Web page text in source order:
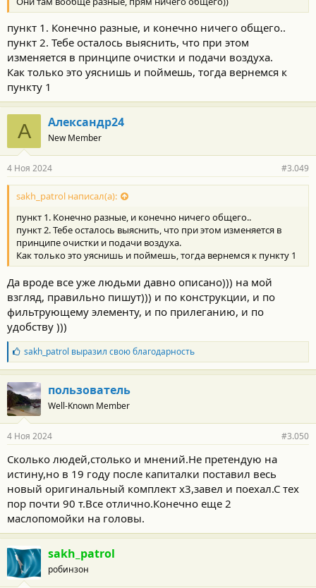
пункт 1. Конечно разные, и конечно ничего общего..
пункт 2. Тебе осталось выяснить, что при этом
изменяется в принципе очистки и подачи воздуха.
Как только это уяснишь и поймешь, тогда вернемся к
пункту 1
А Александр24
New Member
4 Ноя 2024 #3.049
sakh_patrol написал(а):
пункт 1. Конечно разные, и конечно ничего общего..
пункт 2. Тебе осталось выяснить, что при этом изменяется в
принципе очистки и подачи воздуха.
Как только это уяснишь и поймешь, тогда вернемся к пункту 1
Да вроде все уже людьми давно описано))) на мой
взгляд, правильно пишут))) и по конструкции, и по
фильтрующему элементу, и по прилеганию, и по
удобству )))
Б
л
а
г
о
д
а
н
с
т
и
sakh_patrol выразил свою благодарность
пользователь
Well-Known Member
4 Ноя 2024 #3.050
Сколько людей,столько и мнений.Не претендую на
истину,но в 19 году после капиталки поставил весь
новый оригинальный комплект х3,завел и поехал.С тех
пор почти 90 т.Все отлично.Конечно еще 2
маслопомойки на головы.
sakh_patrol
робинзон